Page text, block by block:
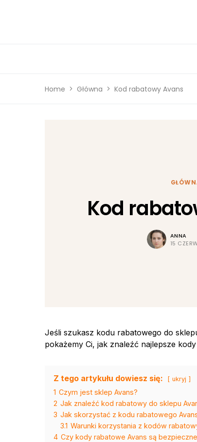
Home Główna Kod rabatowy Avans
Kod
ANNA
15
Jeśli szukasz kodu rabatowego do
pokażemy Ci, jak znaleźć najlepsze
Z tego artykułu dowiesz się: ukryj
1 Czym jest sklep Avans?
2 Jak znaleźć kod rabatowy do sklepu
3 Jak skorzystać z kodu rabatowego
3.1 Warunki korzystania z kodów
4 Czy kody rabatowe Avans są